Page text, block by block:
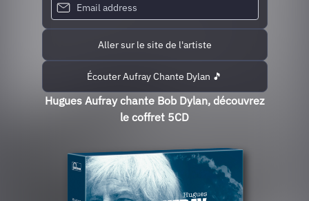
Aller sur le site de l'artiste
Écouter Aufray Chante Dylan 🎵
Hugues Aufray chante Bob Dylan, découvrez
le coffret 5CD